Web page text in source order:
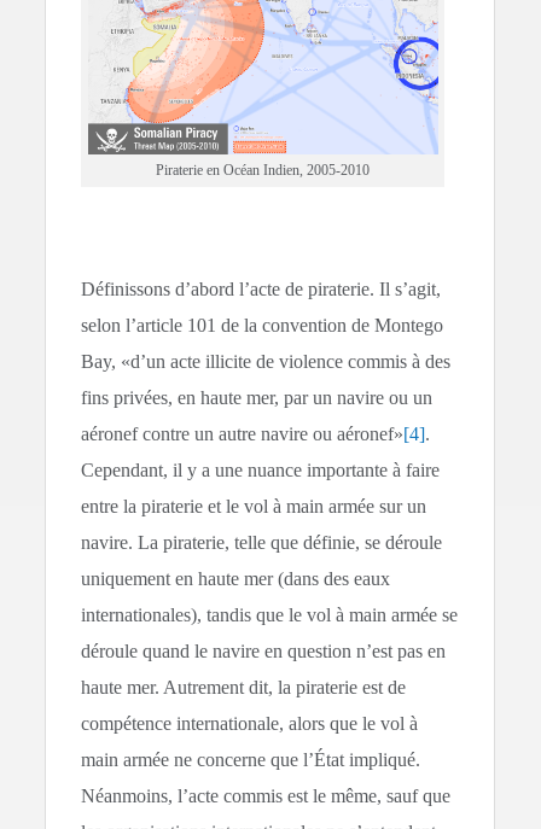
Piraterie en Océan Indien, 2005-2010
Définissons d’abord l’acte de piraterie. Il s’agit,
selon l’article 101 de la convention de Montego
Bay, «d’un acte illicite de violence commis à des
fins privées, en haute mer, par un navire ou un
aéronef contre un autre navire ou aéronef»[4].
Cependant, il y a une nuance importante à faire
entre la piraterie et le vol à main armée sur un
navire. La piraterie, telle que définie, se déroule
uniquement en haute mer (dans des eaux
internationales), tandis que le vol à main armée se
déroule quand le navire en question n’est pas en
haute mer. Autrement dit, la piraterie est de
compétence internationale, alors que le vol à
main armée ne concerne que l’État impliqué.
Néanmoins, l’acte commis est le même, sauf que